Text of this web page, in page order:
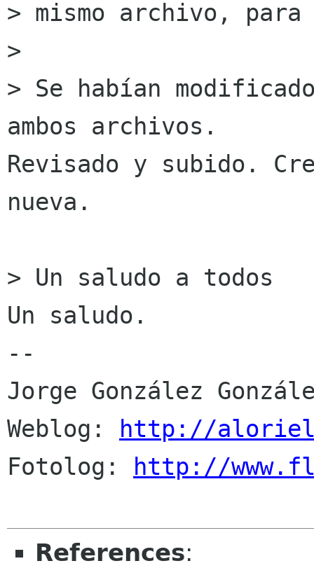
> mismo archivo,
>
> Se habían
ambos archivos.
Revisado y subido.
nueva.
> Un saludo a todos
Un saludo.
--
Jorge González
Weblog:
http://
Fotolog:
http://
References: